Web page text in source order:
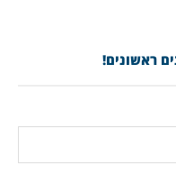
ראשונים!